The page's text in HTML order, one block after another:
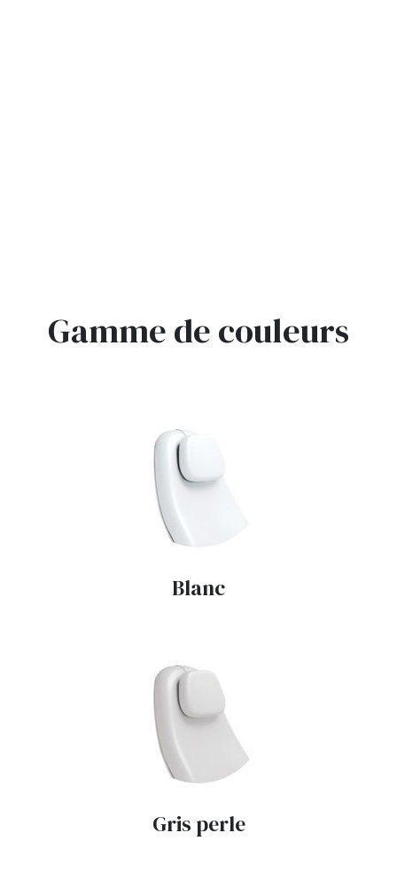
Gamme de couleurs
Blanc
Gris perle